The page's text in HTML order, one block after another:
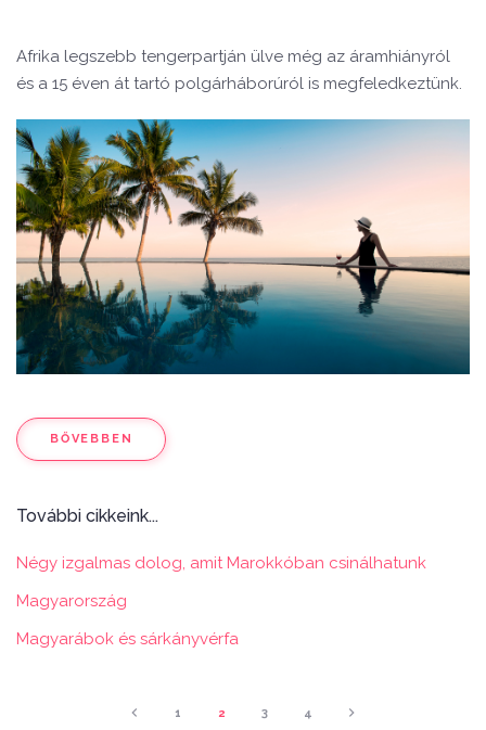
Afrika legszebb tengerpartján ülve még az áramhiányról
és a 15 éven át tartó polgárháborúról is megfeledkeztünk.
BŐVEBBEN
További cikkeink...
Négy izgalmas dolog, amit Marokkóban csinálhatunk
Magyarország
Magyarábok és sárkányvérfa
1 2 3 4